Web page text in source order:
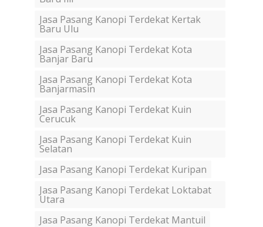
Jasa Pasang Kanopi Terdekat Kertak
Baru Ulu
Jasa Pasang Kanopi Terdekat Kota
Banjar Baru
Jasa Pasang Kanopi Terdekat Kota
Banjarmasin
Jasa Pasang Kanopi Terdekat Kuin
Cerucuk
Jasa Pasang Kanopi Terdekat Kuin
Selatan
Jasa Pasang Kanopi Terdekat Kuripan
Jasa Pasang Kanopi Terdekat Loktabat
Utara
Jasa Pasang Kanopi Terdekat Mantuil